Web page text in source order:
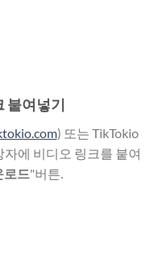
붙여넣기
) 또는 TikTokio
에 비디오 링크를 붙여
로드"버튼.